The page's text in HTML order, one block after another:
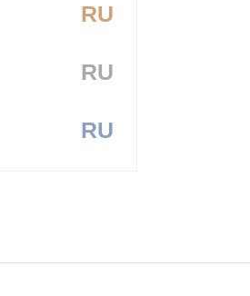
RU
RU
RU